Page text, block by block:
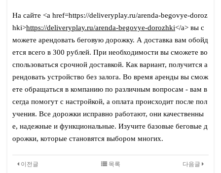
На сайте <a href=https://deliveryplay.ru/arenda-begovye-doroz
hki>https://deliveryplay.ru/arenda-begovye-dorozhki</a> вы с
можете арендовать беговую дорожку. А доставка вам обойд
ется всего в 300 рублей. При необходимости вы сможете во
спользоваться срочной доставкой. Как вариант, получится а
рендовать устройство без залога. Во время аренды вы смож
ете обращаться в компанию по различным вопросам - вам в
сегда помогут с настройкой, а оплата происходит после пол
учения. Все дорожки исправно работают, они качественны
е, надежные и функциональные. Изучите базовые беговые д
орожки, которые становятся выбором многих.
이전글 다음글
목록